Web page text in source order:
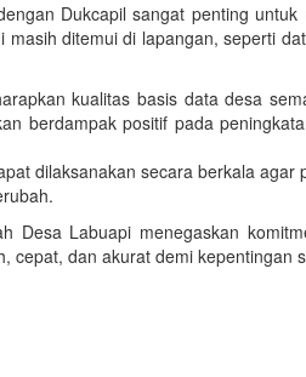
Dukcapil sangat penting untuk
ditemui di lapangan, seperti
kualitas basis data desa
berdampak positif pada
dilaksanakan secara berkala agar
Desa Labuapi menegaskan
cepat, dan akurat demi kepentingan